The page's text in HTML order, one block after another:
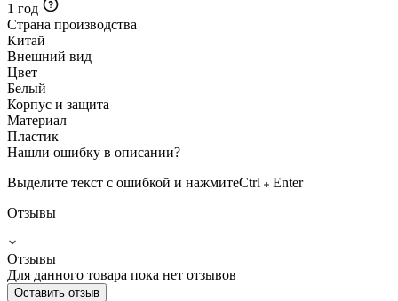
1 год
Страна производства
Китай
Внешний вид
Цвет
Белый
Корпус и защита
Материал
Пластик
Нашли ошибку в описании?
Выделите текст с ошибкой и нажмитеCtrl
Enter
Отзывы
Отзывы
Для данного товара пока нет отзывов
Оставить отзыв